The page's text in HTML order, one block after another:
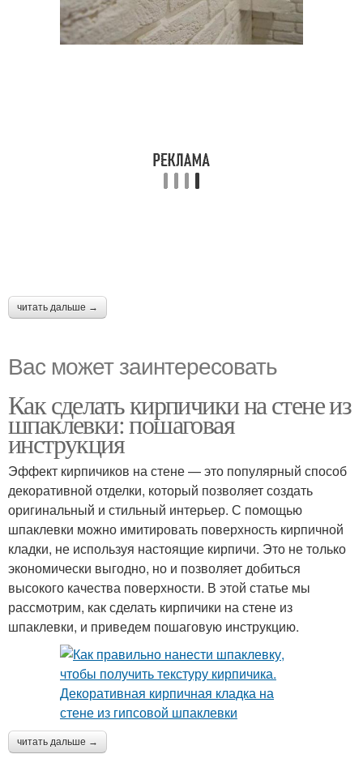
читать дальше →
Вас может заинтересовать
Как сделать кирпичики на стене из
шпаклевки: пошаговая
инструкция
Эффект кирпичиков на стене — это популярный способ
декоративной отделки, который позволяет создать
оригинальный и стильный интерьер. С помощью
шпаклевки можно имитировать поверхность кирпичной
кладки, не используя настоящие кирпичи. Это не только
экономически выгодно, но и позволяет добиться
высокого качества поверхности. В этой статье мы
рассмотрим, как сделать кирпичики на стене из
шпаклевки, и приведем пошаговую инструкцию.
читать дальше →